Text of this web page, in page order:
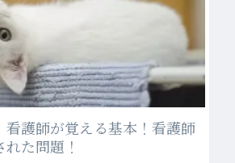
看護師が覚える基本！看護師
た問題！